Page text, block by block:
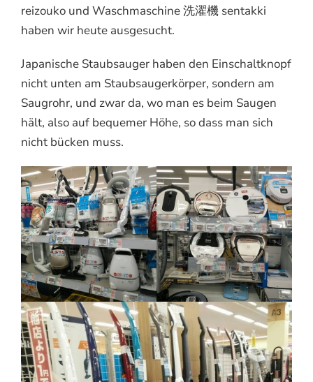
reizouko und Waschmaschine 洗濯機 sentakki
haben wir heute ausgesucht.
Japanische Staubsauger haben den Einschaltknopf
nicht unten am Staubsaugerkörper, sondern am
Saugrohr, und zwar da, wo man es beim Saugen
hält, also auf bequemer Höhe, so dass man sich
nicht bücken muss.